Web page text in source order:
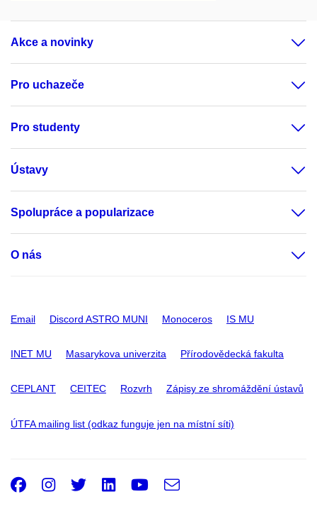
Akce a novinky
Pro uchazeče
Pro studenty
Ústavy
Spolupráce a popularizace
O nás
Email Discord ASTRO MUNI Monoceros IS MU
INET MU Masarykova univerzita Přírodovědecká fakulta
CEPLANT CEITEC Rozvrh Zápisy ze shromáždění ústavů
ÚTFA mailing list (odkaz funguje jen na místní síti)
Facebook
Instagram
Twitter
LinkedIn
Youtube
e-